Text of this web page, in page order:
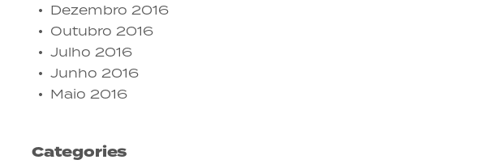
Dezembro 2016
Outubro 2016
Julho 2016
Junho 2016
Maio 2016
Categories